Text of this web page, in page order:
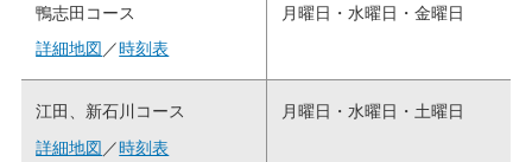
鴨志田コース
詳細地図 ／時刻表
月曜日・水曜日・金曜日
江田、新石川コース
詳細地図 ／時刻表
月曜日・水曜日・土曜日